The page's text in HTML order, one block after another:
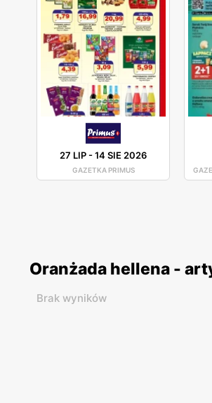
27 LIP-14 SIE 2026
GAZETKA PRIMUS
Oranżada hellena -
Brak wyników